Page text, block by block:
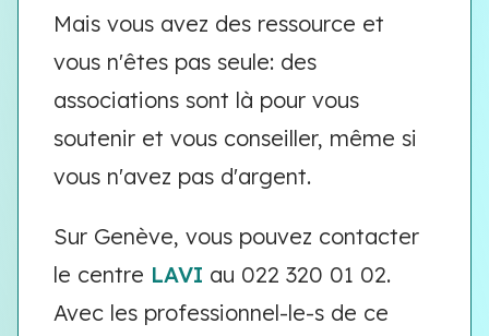
Mais vous avez des ressource et
vous n'êtes pas seule: des
associations sont là pour vous
soutenir et vous conseiller, même si
vous n'avez pas d'argent.
Sur Genève, vous pouvez contacter
le centre LAVI au 022 320 01 02.
Avec les professionnel-le-s de ce